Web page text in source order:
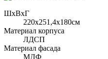
ШхВхГ
220x251,4х180см
Материал корпуса
ЛДСП
Материал фасада
МДФ